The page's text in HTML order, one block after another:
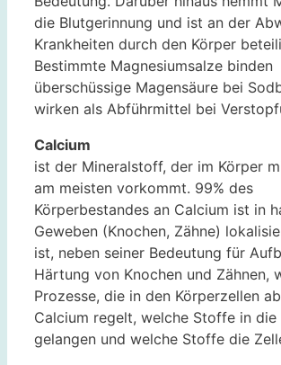
die Blutgerinnung und ist an der
Krankheiten durch den Körper
Bestimmte Magnesiumsalze binden
überschüssige Magensäure bei
wirken als Abführmittel bei
Calcium
ist der Mineralstoff, der im Körper
am meisten vorkommt. 99% des
Körperbestandes an Calcium ist in
Geweben (Knochen, Zähne)
ist, neben seiner Bedeutung für
Härtung von Knochen und Zähnen,
Prozesse, die in den Körperzellen
Calcium regelt, welche Stoffe in die
gelangen und welche Stoffe die